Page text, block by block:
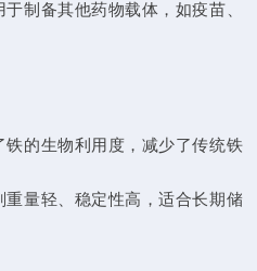
制备其他药物载体，如疫苗、
的生物利用度，减少了传统铁
量轻、稳定性高，适合长期储